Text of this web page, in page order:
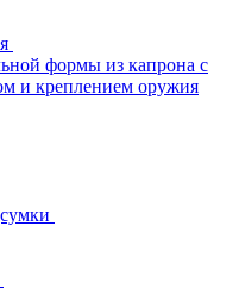
формы из капрона с
и креплением оружия